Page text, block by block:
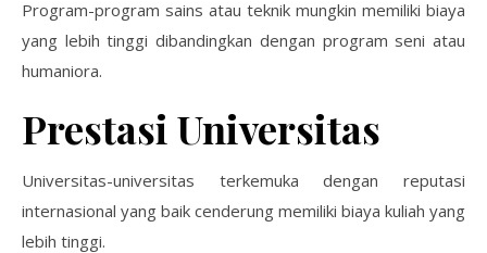
Program-program sains atau teknik mungkin memiliki biaya
yang lebih tinggi dibandingkan dengan program seni atau
humaniora.
Prestasi Universitas
Universitas-universitas terkemuka dengan reputasi
internasional yang baik cenderung memiliki biaya kuliah yang
lebih tinggi.